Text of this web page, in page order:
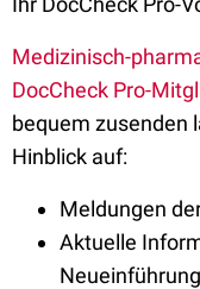
Medizinisch-
DocCheck Pro-
bequem zusenden
Hinblick auf:
Meldungen
Aktuelle